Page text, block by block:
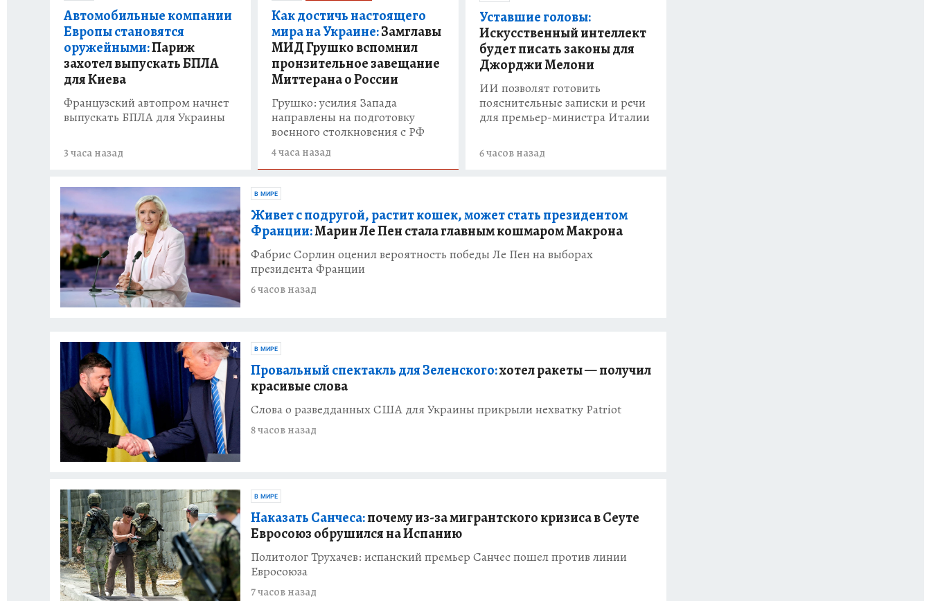
Автомобильные компании
Европы становятся
оружейными:Париж
захотел выпускать БПЛА
для Киева
Французский автопром начнет
выпускать БПЛА для Украины
3 часа назад
Как достичь настоящего
мира на Украине:Замглавы
МИД Грушко вспомнил
пронзительное завещание
Миттерана о России
Грушко: усилия Запада
направлены на подготовку
военного столкновения с РФ
4 часа назад
Уставшие головы:
Искусственный интеллект
будет писать законы для
Джорджи Мелони
ИИ позволят готовить
пояснительные записки и речи
для премьер-министра Италии
6 часов назад
В МИРЕ
Живет с подругой, растит кошек, может стать президентом
Франции:Марин Ле Пен стала главным кошмаром Макрона
Фабрис Сорлин оценил вероятность победы Ле Пен на выборах
президента Франции
6 часов назад
В МИРЕ
Провальный спектакль для Зеленского:хотел ракеты — получил
красивые слова
Слова о разведданных США для Украины прикрыли нехватку Patriot
8 часов назад
В МИРЕ
Наказать Санчеса:почему из-за мигрантского кризиса в Сеуте
Евросоюз обрушился на Испанию
Политолог Трухачев: испанский премьер Санчес пошел против линии
Евросоюза
7 часов назад